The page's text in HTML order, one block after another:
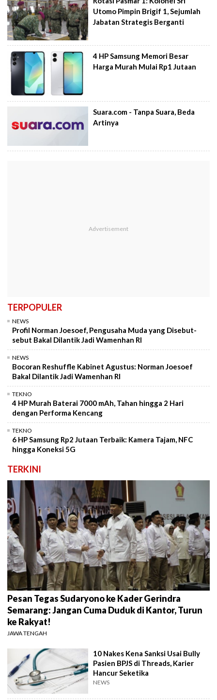
Utomo Pimpin Brigif 1, Sejumlah
Jabatan Strategis Berganti
4 HP Samsung Memori Besar
Harga Murah Mulai Rp1 Jutaan
Suara.com - Tanpa Suara, Beda
Artinya
TERPOPULER
NEWS
Profil Norman Joesoef, Pengusaha Muda yang Disebut-
sebut Bakal Dilantik Jadi Wamenhan RI
NEWS
Bocoran Reshuffle Kabinet Agustus: Norman Joesoef
Bakal Dilantik Jadi Wamenhan RI
TEKNO
4 HP Murah Baterai 7000 mAh, Tahan hingga 2 Hari
dengan Performa Kencang
TEKNO
6 HP Samsung Rp2 Jutaan Terbaik: Kamera Tajam, NFC
hingga Koneksi 5G
TERKINI
Pesan Tegas Sudaryono ke Kader Gerindra
Semarang: Jangan Cuma Duduk di Kantor, Turun
ke Rakyat!
JAWA TENGAH
10 Nakes Kena Sanksi Usai Bully
Pasien BPJS di Threads, Karier
Hancur Seketika
NEWS